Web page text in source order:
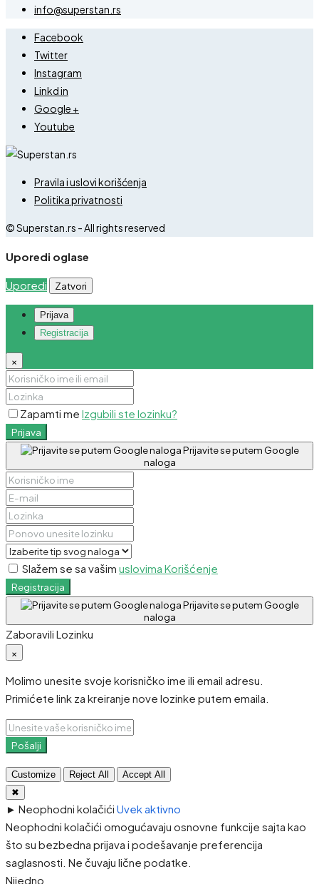
info@superstan.rs
Facebook
Twitter
Instagram
Linkd in
Google +
Youtube
Pravila i uslovi korišćenja
Politika privatnosti
© Superstan.rs - All rights reserved
Uporedi oglase
Uporedi Zatvori
Prijava
Registracija
×
Zapamti me Izgubili ste lozinku?
Prijava
Prijavite se putem Google
naloga
Slažem se sa vašim uslovima Korišćenje
Registracija
Prijavite se putem Google
naloga
Zaboravili Lozinku
×
Molimo unesite svoje korisničko ime ili email adresu.
Primićete link za kreiranje nove lozinke putem emaila.
Pošalji
Customize Reject All
Accept All
✖
► Neophodni kolačići Uvek aktivno
Neophodni kolačići omogućavaju osnovne funkcije sajta kao
što su bezbedna prijava i podešavanje preferencija
saglasnosti. Ne čuvaju lične podatke.
Nijedno